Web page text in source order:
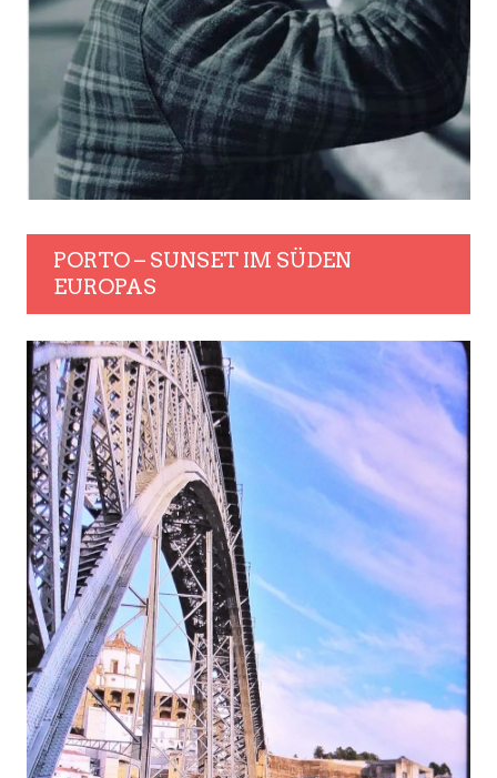
PORTO – SUNSET IM SÜDEN
EUROPAS